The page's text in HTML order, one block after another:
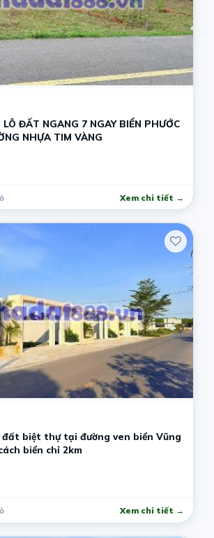
ĐẤT NGANG 7 NGAY BIỂN PHƯỚC
NHỰA TIM VÀNG
Xem chi tiết →
biệt thự tại đường ven biển Vũng
biển chỉ 2km
Xem chi tiết →